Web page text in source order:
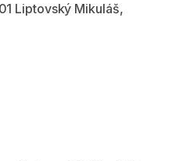
Liptovský Mikuláš,